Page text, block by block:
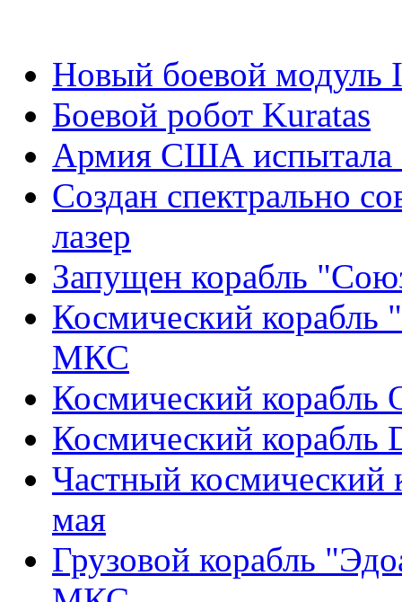
Новый боевой модуль
Боевой робот Kuratas
Армия США испытала
Создан спектрально
лазер
Запущен корабль
Космический
МКС
Космический корабль
Космический корабль
Частный космический
мая
Грузовой корабль